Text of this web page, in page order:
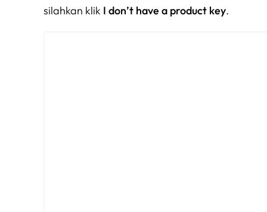
silahkan klik I don’t have a product key.